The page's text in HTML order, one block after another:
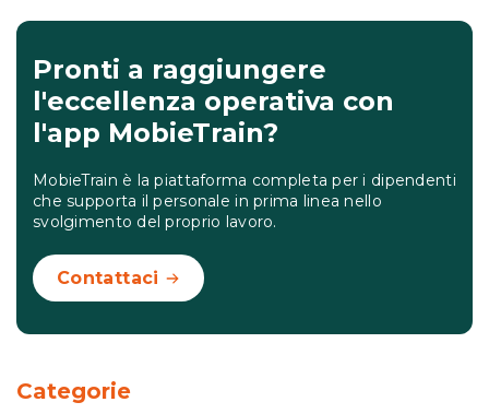
Pronti a raggiungere
l'eccellenza operativa con
l'app MobieTrain?
MobieTrain è la piattaforma completa per i dipendenti
che supporta il personale in prima linea nello
svolgimento del proprio lavoro.
Contattaci
Categorie